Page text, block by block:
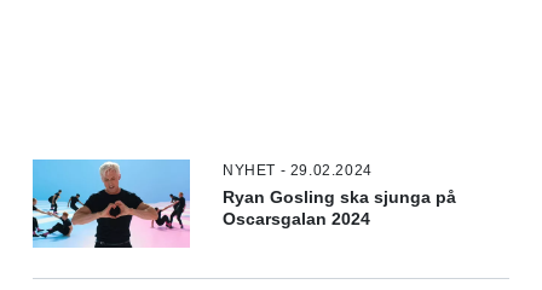
NYHET - 29.02.2024
Ryan Gosling ska sjunga på
Oscarsgalan 2024